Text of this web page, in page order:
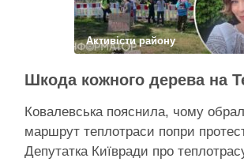
Активісти району
Ковалевська пояснила, чому
маршрут теплотраси попри
Депутатка Київради про